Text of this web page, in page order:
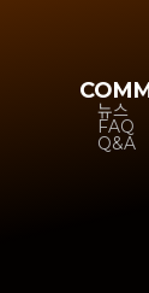
뉴스
FAQ
Q&A